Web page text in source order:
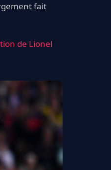
fait
de Lionel